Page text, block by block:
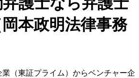
本政明法律事務
（東証プライム）からベンチャー企